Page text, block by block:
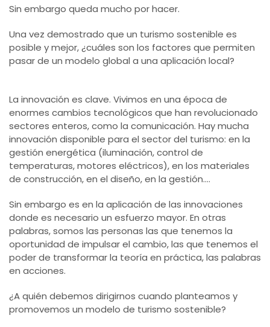
Sin embargo queda mucho por hacer.
Una vez demostrado que un turismo sostenible es
posible y mejor, ¿cuáles son los factores que permiten
pasar de un modelo global a una aplicación local?
La innovación es clave. Vivimos en una época de
enormes cambios tecnológicos que han revolucionado
sectores enteros, como la comunicación. Hay mucha
innovación disponible para el sector del turismo: en la
gestión energética (iluminación, control de
temperaturas, motores eléctricos), en los materiales
de construcción, en el diseño, en la gestión....
Sin embargo es en la aplicación de las innovaciones
donde es necesario un esfuerzo mayor. En otras
palabras, somos las personas las que tenemos la
oportunidad de impulsar el cambio, las que tenemos el
poder de transformar la teoría en práctica, las palabras
en acciones.
¿A quién debemos dirigirnos cuando planteamos y
promovemos un modelo de turismo sostenible?